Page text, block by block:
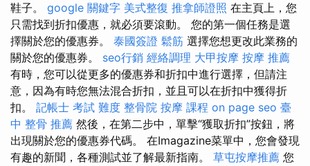
鞋子。 google 關鍵字 美式整復 推拿師證照 在主頁上，您
只需找到折扣優惠，就必須要滾動。 您的第一個任務是選
擇關於您的優惠券。 泰國簽證 鬆筋 選擇您想更改此業務的
關於您的優惠券。 seo行銷 經絡調理 大甲按摩 按摩 推薦
有時，您可以從更多的優惠券和折扣中進行選擇，但請注
意，因為有時您無法混合折扣，並且可以在折扣中獲得折
扣。 記帳士 考試 難度 整骨院 按摩 課程 on page seo 臺
中 整骨 推薦 然後，在第二步中，單擊“獲取折扣”按鈕，將
出現關於您的優惠券代碼。 在Imagazine菜單中，您會發現
有趣的新聞，各種測試並了解最新指南。 草屯按摩推薦 您